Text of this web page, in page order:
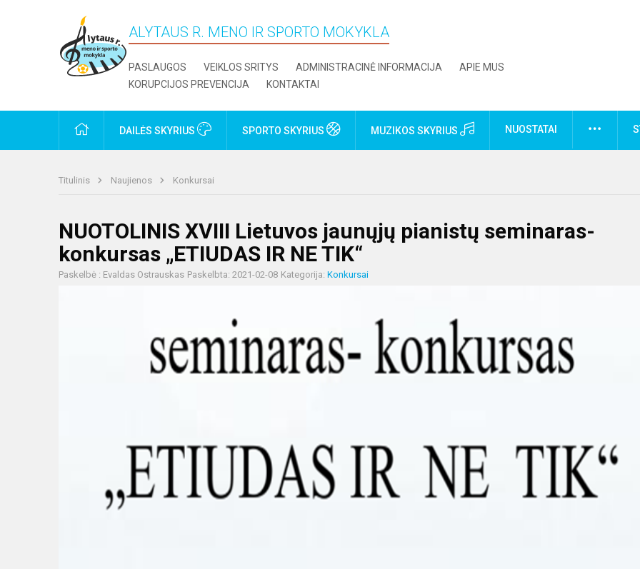
ALYTAUS R. MENO IR SPORTO MOKYKLA
PASLAUGOS VEIKLOS SRITYS ADMINISTRACINĖ INFORMACIJA
APIE MUS
KORUPCIJOS PREVENCIJA
KONTAKTAI
PRADŽIADAILĖS SKYRIUS SPORTO SKYRIUS MUZIKOS SKYRIUS NUOSTATAI
Titulinis Naujienos Konkursai
NUOTOLINIS XVIII Lietuvos jaunųjų pianistų seminaras-
konkursas „ETIUDAS IR NE TIK“
Paskelbė : Evaldas Ostrauskas Paskelbta: 2021-02-08 Kategorija: Konkursai